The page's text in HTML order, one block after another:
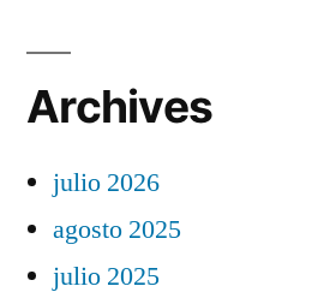
Archives
julio 2026
agosto 2025
julio 2025